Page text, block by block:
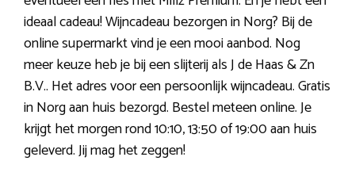
ideaal cadeau! Wijncadeau bezorgen in Norg? Bij de
online supermarkt vind je een mooi aanbod. Nog
meer keuze heb je bij een slijterij als J de Haas & Zn
B.V.. Het adres voor een persoonlijk wijncadeau. Gratis
in Norg aan huis bezorgd. Bestel meteen online. Je
krijgt het morgen rond 10:10, 13:50 of 19:00 aan huis
geleverd. Jij mag het zeggen!